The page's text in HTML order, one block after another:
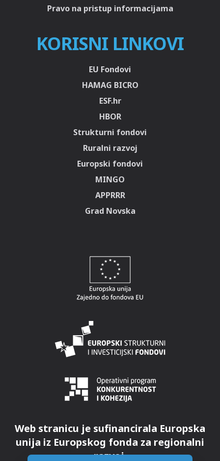
Pravo na pristup informacijama
KORISNI LINKOVI
EU Fondovi
HAMAG BICRO
ESF.hr
HBOR
Strukturni fondovi
Ruralni razvoj
Europski fondovi
MINGO
APPRRR
Grad Novska
Web stranicu je sufinancirala Europska
unija iz Europskog fonda za regionalni
razvoj.